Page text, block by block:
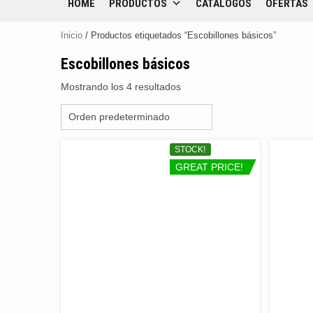
HOME PRODUCTOS CATÁLOGOS OFERTAS
Inicio / Productos etiquetados “Escobillones básicos”
Escobillones básicos
Mostrando los 4 resultados
STOCK!
GREAT PRICE!